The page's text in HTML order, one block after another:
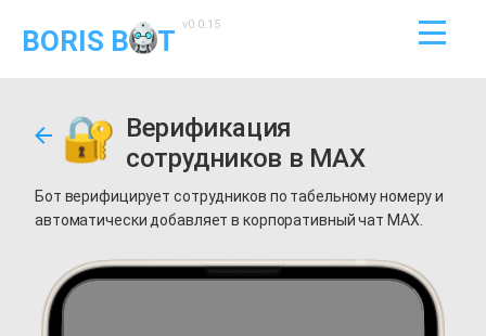
BORIS B T
v0.0.15
Верификация
сотрудников в MAX
Бот верифицирует сотрудников по табельному номеру и
автоматически добавляет в корпоративный чат MAX.